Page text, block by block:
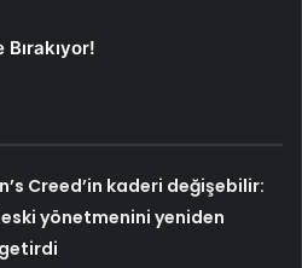
Creed’in kaderi değişebilir:
yönetmenini yeniden